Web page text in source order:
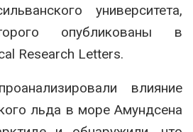
университета,
опубликованы в
Research Letters.
влияние
льда в море Амундсена